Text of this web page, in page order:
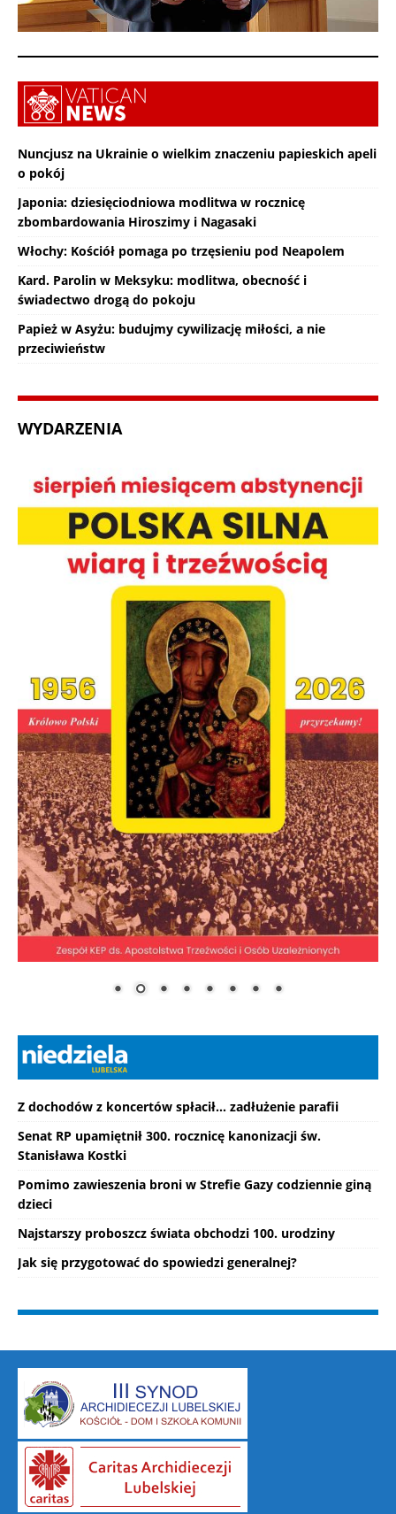
Nuncjusz na Ukrainie o wielkim znaczeniu papieskich apeli
o pokój
Japonia: dziesięciodniowa modlitwa w rocznicę
zbombardowania Hiroszimy i Nagasaki
Włochy: Kościół pomaga po trzęsieniu pod Neapolem
Kard. Parolin w Meksyku: modlitwa, obecność i
świadectwo drogą do pokoju
Papież w Asyżu: budujmy cywilizację miłości, a nie
przeciwieństw
WYDARZENIA
Z dochodów z koncertów spłacił... zadłużenie parafii
Senat RP upamiętnił 300. rocznicę kanonizacji św.
Stanisława Kostki
Pomimo zawieszenia broni w Strefie Gazy codziennie giną
dzieci
Najstarszy proboszcz świata obchodzi 100. urodziny
Jak się przygotować do spowiedzi generalnej?